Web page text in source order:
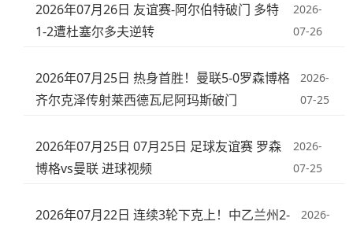
2026年07月26日 友谊赛-阿尔伯特破门 多特
1-2遭杜塞尔多夫逆转
2026-
07-26
2026年07月25日 热身首胜！曼联5-0罗森博格
齐尔克泽传射莱西德瓦尼阿玛斯破门
2026-
07-25
2026年07月25日 07月25日 足球友谊赛 罗森
博格vs曼联 进球视频
2026-
07-25
2026年07月22日 连续3轮下克上！中乙兰州2-
2026-